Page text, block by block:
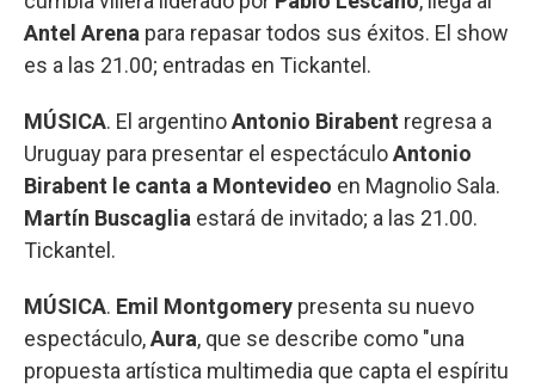
Antel Arena para repasar todos sus éxitos. El show
es a las 21.00; entradas en Tickantel.
MÚSICA. El argentinoAntonio Birabent regresa a
Uruguay para presentar el espectáculoAntonio
Birabent le canta a Montevideo en Magnolio Sala.
Martín Buscaglia estará de invitado; a las 21.00.
Tickantel.
MÚSICA. Emil Montgomery presenta su nuevo
espectáculo,Aura, que se describe como "una
propuesta artística multimedia que capta el espíritu